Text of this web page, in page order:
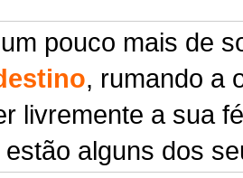
pouco mais de
, rumando a
livremente a sua
alguns dos